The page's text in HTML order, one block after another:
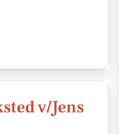
v/Jens